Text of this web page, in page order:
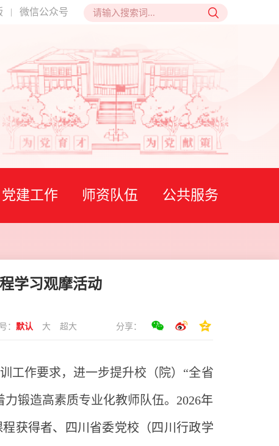
微信公众号
党建工作 师资队伍 公共服务
学习观摩活动
： 默认 大 超大 分享：
工作要求，进一步提升校（院） “全省
锻造高素质专业化教师队伍。 2026年
获得者、四川省委党校（四川行政学